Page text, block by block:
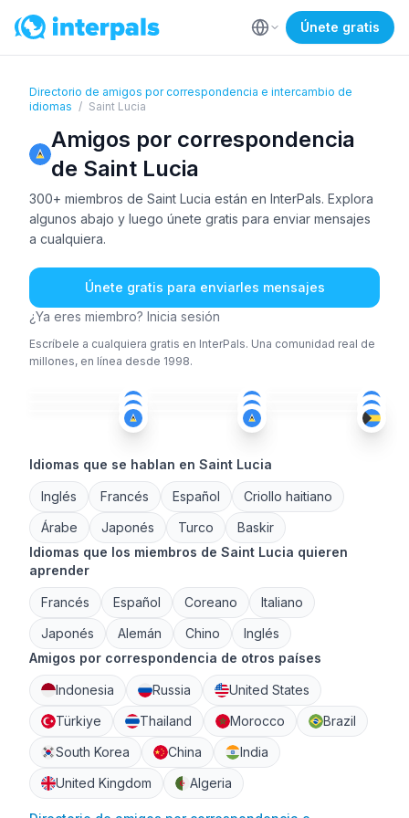
Únete gratis
Directorio de amigos por correspondencia e intercambio de
idiomas / Saint Lucia
Amigos por correspondencia
de Saint Lucia
300+ miembros de Saint Lucia están en InterPals. Explora
algunos abajo y luego únete gratis para enviar mensajes
a cualquiera.
Únete gratis para enviarles mensajes
¿Ya eres miembro? Inicia sesión
Escríbele a cualquiera gratis en InterPals. Una comunidad real de
millones, en línea desde 1998.
ING ING
Idiomas que se hablan en Saint Lucia
Inglés Francés Español
Criollo haitiano
Árabe
Japonés Turco
Baskir
Idiomas que los miembros de Saint Lucia quieren
aprender
Francés Español Coreano
Italiano
Japonés
Alemán Chino
Inglés
Amigos por correspondencia de otros países
Indonesia Russia
United States
Türkiye
Thailand Morocco
Brazil
South Korea
China
India
United Kingdom
Algeria